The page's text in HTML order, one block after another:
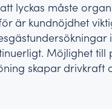
lyckas måste
är kundnöjdhet
Möjlighet
skapar drivkraft